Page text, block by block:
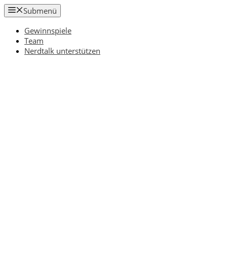
Zum
Inhalt
springen
Submenü
Gewinnspiele
Team
Nerdtalk unterstützen